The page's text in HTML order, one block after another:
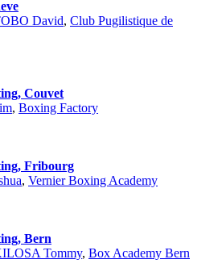
David, Club Pugilistique de
Couvet
, Boxing Factory
Fribourg
, Vernier Boxing Academy
Bern
Tommy, Box Academy Bern